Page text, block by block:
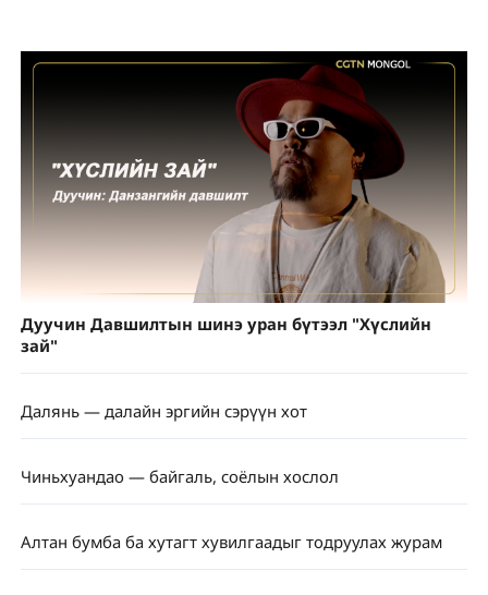
Дуучин Давшилтын шинэ уран бүтээл "Хүслийн
зай"
Далянь — далайн эргийн сэрүүн хот
Чиньхуандао — байгаль, соёлын хослол
Алтан бумба ба хутагт хувилгаадыг тодруулах журам